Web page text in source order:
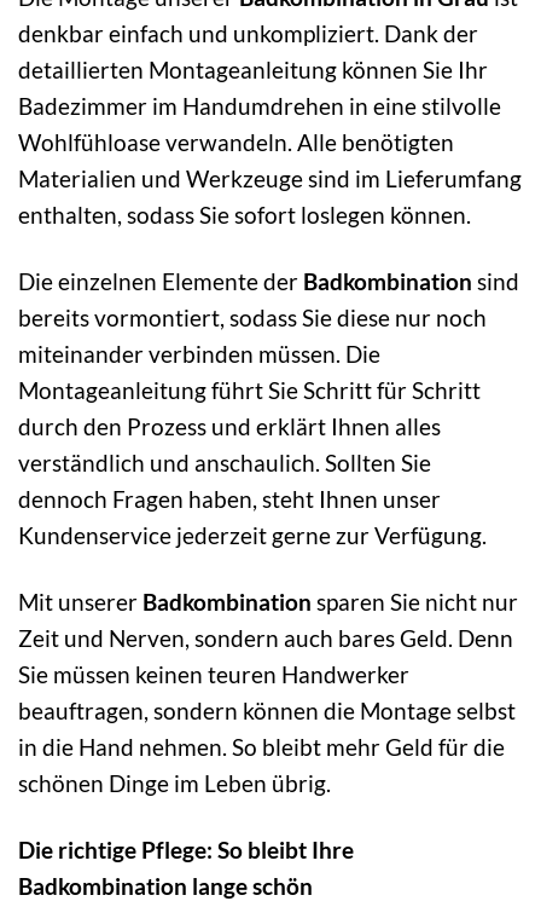
denkbar einfach und unkompliziert. Dank der
detaillierten Montageanleitung können Sie Ihr
Badezimmer im Handumdrehen in eine stilvolle
Wohlfühloase verwandeln. Alle benötigten
Materialien und Werkzeuge sind im Lieferumfang
enthalten, sodass Sie sofort loslegen können.
Die einzelnen Elemente der Badkombination sind
bereits vormontiert, sodass Sie diese nur noch
miteinander verbinden müssen. Die
Montageanleitung führt Sie Schritt für Schritt
durch den Prozess und erklärt Ihnen alles
verständlich und anschaulich. Sollten Sie
dennoch Fragen haben, steht Ihnen unser
Kundenservice jederzeit gerne zur Verfügung.
Mit unserer Badkombination sparen Sie nicht nur
Zeit und Nerven, sondern auch bares Geld. Denn
Sie müssen keinen teuren Handwerker
beauftragen, sondern können die Montage selbst
in die Hand nehmen. So bleibt mehr Geld für die
schönen Dinge im Leben übrig.
Die richtige Pflege: So bleibt Ihre
Badkombination lange schön